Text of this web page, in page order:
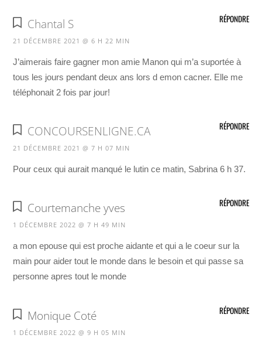
Chantal S
21 DÉCEMBRE 2021 @ 6 H 22 MIN
J’aimerais faire gagner mon amie Manon qui m’a suportée à
tous les jours pendant deux ans lors d emon cacner. Elle me
téléphonait 2 fois par jour!
RÉPONDRE
CONCOURSENLIGNE.CA
21 DÉCEMBRE 2021 @ 7 H 07 MIN
Pour ceux qui aurait manqué le lutin ce matin, Sabrina 6 h 37.
RÉPONDRE
Courtemanche yves
1 DÉCEMBRE 2022 @ 7 H 49 MIN
a mon epouse qui est proche aidante et qui a le coeur sur la
main pour aider tout le monde dans le besoin et qui passe sa
personne apres tout le monde
RÉPONDRE
Monique Coté
1 DÉCEMBRE 2022 @ 9 H 05 MIN
RÉPONDRE